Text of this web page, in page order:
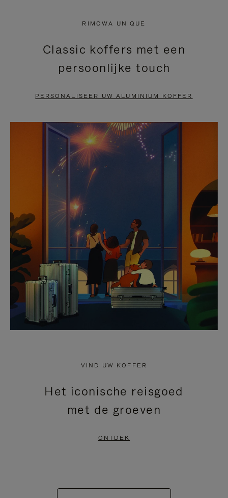
DRUK
OM
PAUZEREN
VIDEO
IS
UITGESCHAKELD.
HIER
OM
HET
DEMPEN
OP
TE
HEFFEN
RIMOWA UNIQUE
Classic koffers met een
persoonlijke touch
PERSONALISEER UW ALUMINIUM KOFFER
VIND UW KOFFER
Het iconische reisgoed
met de groeven
ONTDEK